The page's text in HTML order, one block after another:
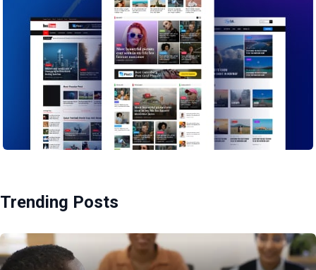
Trending Posts